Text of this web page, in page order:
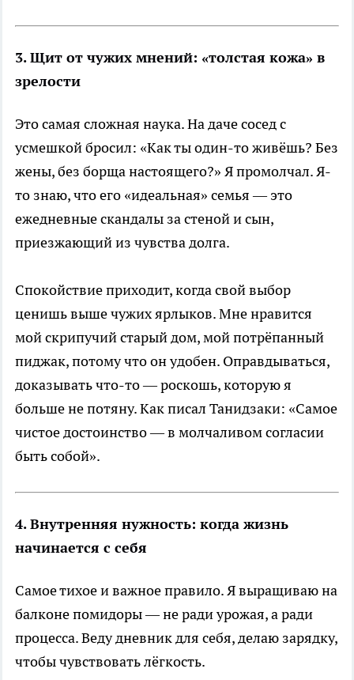
3. Щит от чужих мнений: «толстая кожа» в
зрелости
Это самая сложная наука. На даче сосед с
усмешкой бросил: «Как ты один-то живёшь? Без
жены, без борща настоящего?» Я промолчал. Я-
то знаю, что его «идеальная» семья — это
ежедневные скандалы за стеной и сын,
приезжающий из чувства долга.
Спокойствие приходит, когда свой выбор
ценишь выше чужих ярлыков. Мне нравится
мой скрипучий старый дом, мой потрёпанный
пиджак, потому что он удобен. Оправдываться,
доказывать что-то — роскошь, которую я
больше не потяну. Как писал Танидзаки: «Самое
чистое достоинство — в молчаливом согласии
быть собой».
4. Внутренняя нужность: когда жизнь
начинается с себя
Самое тихое и важное правило. Я выращиваю на
балконе помидоры — не ради урожая, а ради
процесса. Веду дневник для себя, делаю зарядку,
чтобы чувствовать лёгкость.